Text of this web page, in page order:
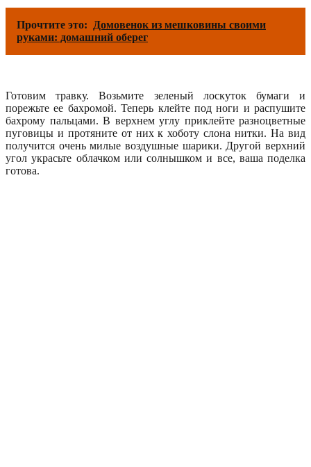
Прочтите это:
Домовенок из мешковины своими
руками: домашний оберег
Готовим травку. Возьмите зеленый лоскуток бумаги и
порежьте ее бахромой. Теперь клейте под ноги и распушите
бахрому пальцами. В верхнем углу приклейте разноцветные
пуговицы и протяните от них к хоботу слона нитки. На вид
получится очень милые воздушные шарики. Другой верхний
угол украсьте облачком или солнышком и все, ваша поделка
готова.